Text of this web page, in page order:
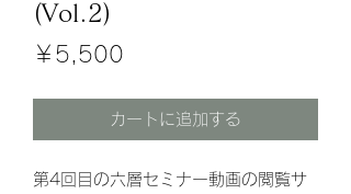
(Vol.2)
￥5,500
カートに追加する
第4回目の六層セミナー動画の閲覧サ